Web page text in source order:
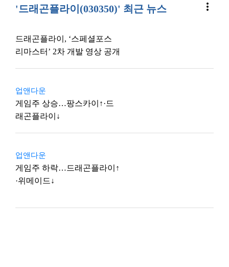
'드래곤플라이(030350)' 최근 뉴스 more_vert
드래곤플라이, ‘스페셜포스
리마스터’ 2차 개발 영상 공개
업앤다운
게임주 상승…팡스카이↑·드
래곤플라이↓
업앤다운
게임주 하락…드래곤플라이↑
·위메이드↓